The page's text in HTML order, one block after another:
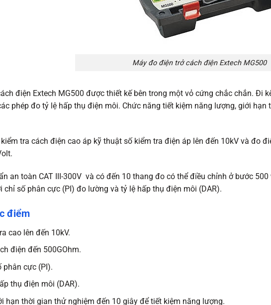
Máy đo điện trở cách điện Extech MG500
điện Extech MG500 được thiết kế bên trong một vỏ cứng chắc chắn. Đi
phép đo tỷ lệ hấp thụ điện môi. Chức năng tiết kiệm năng lượng, giới
tra cách điện cao áp kỹ thuật số kiểm tra điện áp lên đến 10kV và đo
an toàn CAT III-300V và có đến 10 thang đo có thể điều chỉnh ở bước
chỉ số phân cực (PI) đo lường và tỷ lệ hấp thụ điện môi (DAR).
điểm
cao lên đến 10kV.
điện đến 500GOhm.
phân cực (PI).
thụ điện môi (DAR).
hạn thời gian thử nghiệm đến 10 giây để tiết kiệm năng lượng.